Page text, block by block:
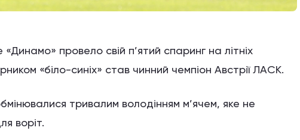
«Динамо» провело свій п’ятий спаринг на літніх
«біло-синіх» став чинний чемпіон Австрії ЛАСК.
тривалим володінням м’ячем, яке не
воріт.